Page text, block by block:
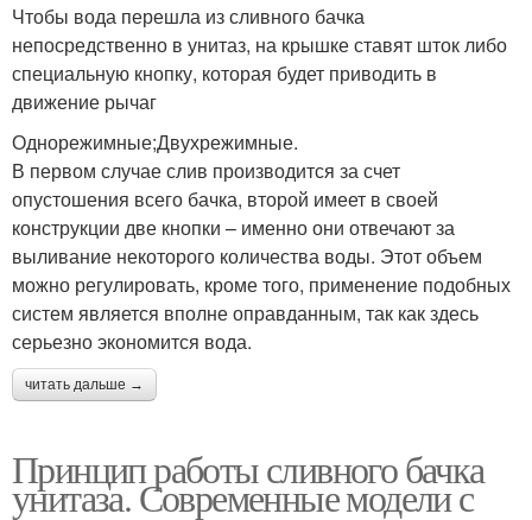
Чтобы вода перешла из сливного бачка
непосредственно в унитаз, на крышке ставят шток либо
специальную кнопку, которая будет приводить в
движение рычаг
Однорежимные;Двухрежимные.
В первом случае слив производится за счет
опустошения всего бачка, второй имеет в своей
конструкции две кнопки – именно они отвечают за
выливание некоторого количества воды. Этот объем
можно регулировать, кроме того, применение подобных
систем является вполне оправданным, так как здесь
серьезно экономится вода.
читать дальше →
Принцип работы сливного бачка
унитаза. Современные модели с